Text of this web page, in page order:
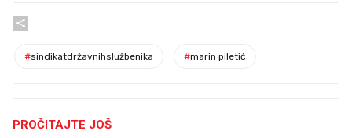
#sindikatdržavnihslužbenika #marin piletić
PROČITAJTE JOŠ